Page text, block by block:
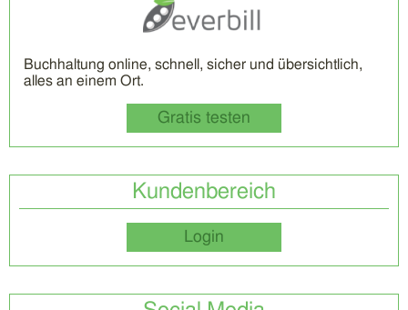
Buchhaltung online, schnell, sicher und übersichtlich,
alles an einem Ort.
Gratis testen
Kundenbereich
Login